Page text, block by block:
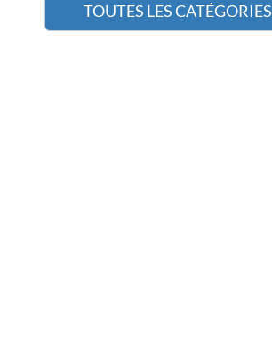
TOUTES LES CATÉGORIES